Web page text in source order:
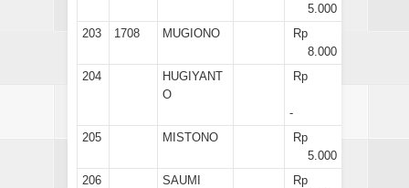
5.000
203
1708 MUGIONO
Rp
8.000
204
HUGIYANT
O
Rp
-
205
MISTONO
Rp
5.000
206
SAUMI
Rp